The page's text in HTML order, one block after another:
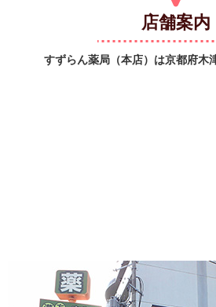
店舗案内
すずらん薬局（本店）は京都府木